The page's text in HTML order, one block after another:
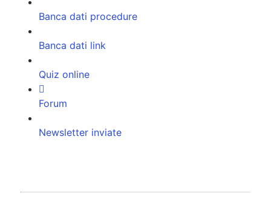
Banca dati procedure
Banca dati link
Quiz online
Forum
Newsletter inviate